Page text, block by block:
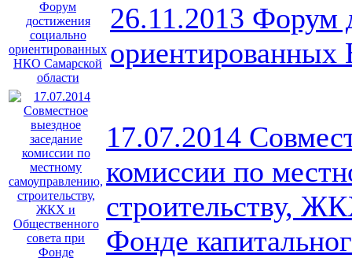
26.11.2013 Форум
17.07.2014
комиссии по
строительству,
Фонде